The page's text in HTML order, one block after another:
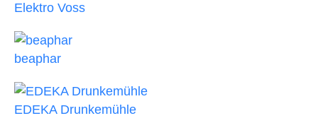
Elektro Voss
beaphar
EDEKA Drunkemühle